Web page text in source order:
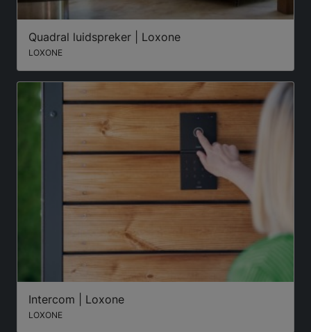
Quadral luidspreker | Loxone
LOXONE
Intercom | Loxone
LOXONE